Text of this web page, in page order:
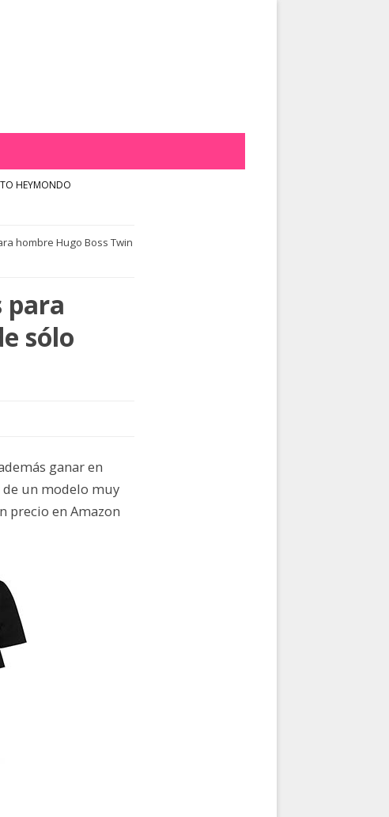
HEYMONDO
hombre Hugo Boss Twin
para
sólo
ganar en
de un modelo muy
precio en Amazon